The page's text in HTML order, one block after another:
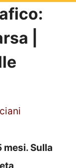
|
mesi. Sulla